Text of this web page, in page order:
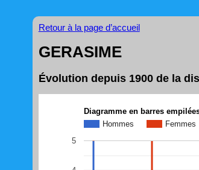
Retour à la page d’accueil
GERASIME
Évolution depuis 1900 de la
Diagramme en barres
Hommes
Femmes
5